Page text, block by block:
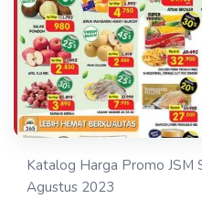
Katalog Harga Promo JSM
Agustus 2023